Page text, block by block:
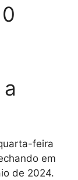
feira
em
de 2024.